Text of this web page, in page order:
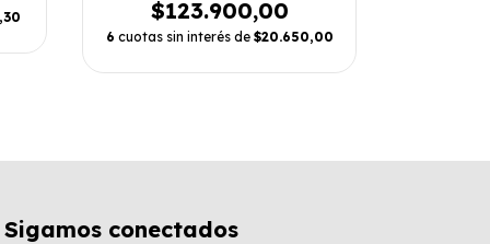
$123.900,00
6 cuotas sin interés de $20.650,00
Sigamos conectados